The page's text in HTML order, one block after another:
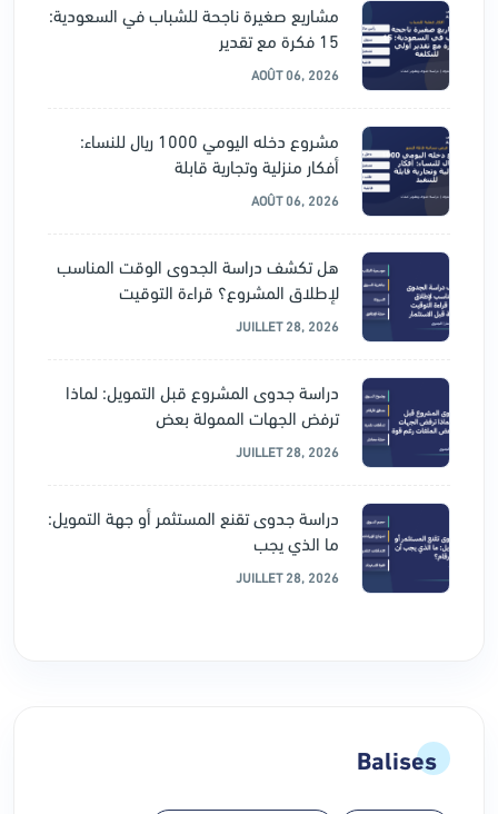
مشاريع صغيرة ناجحة للشباب في السعودية:
15 فكرة مع تقدير
AOÛT 06, 2026
مشروع دخله اليومي 1000 ريال للنساء:
أفكار منزلية وتجارية قابلة
AOÛT 06, 2026
هل تكشف دراسة الجدوى الوقت المناسب
لإطلاق المشروع؟ قراءة التوقيت
JUILLET 28, 2026
دراسة جدوى المشروع قبل التمويل: لماذا
ترفض الجهات الممولة بعض
JUILLET 28, 2026
دراسة جدوى تقنع المستثمر أو جهة التمويل:
ما الذي يجب
JUILLET 28, 2026
Balises